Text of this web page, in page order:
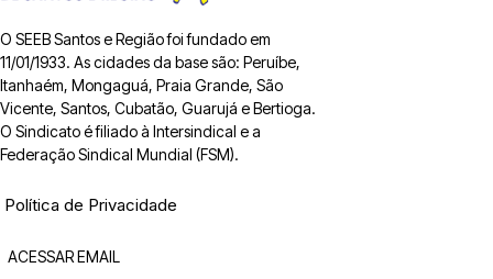
O SEEB Santos e Região foi fundado em
11/01/1933. As cidades da base são: Peruíbe,
Itanhaém, Mongaguá, Praia Grande, São
Vicente, Santos, Cubatão, Guarujá e Bertioga.
O Sindicato é filiado à Intersindical e a
Federação Sindical Mundial (FSM).
Política de Privacidade
ACESSAR EMAIL